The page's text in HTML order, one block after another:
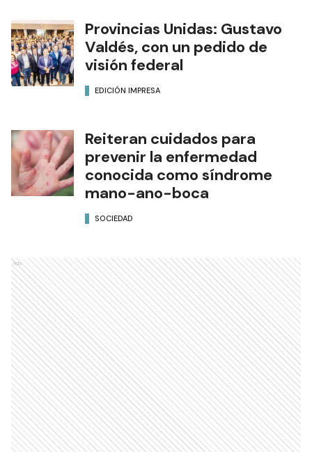
Provincias Unidas: Gustavo
Valdés, con un pedido de
visión federal
EDICIÓN IMPRESA
Reiteran cuidados para
prevenir la enfermedad
conocida como síndrome
mano-ano-boca
SOCIEDAD
Ads